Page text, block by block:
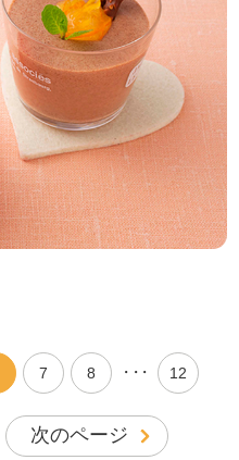
7 8 ・・・ 12
次のページ